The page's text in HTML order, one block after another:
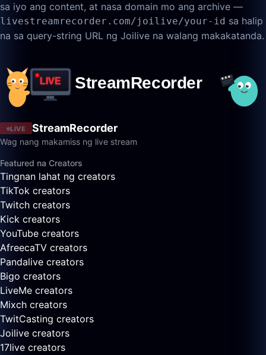
sa iyo ang content, at nasa domain mo ang archive —
livestreamrecorder.com/joilive/your-id sa halip
na sa query-string URL ng Joilive na walang makakatanda.
LIVE StreamRecorder
Wag nang makamiss ng live stream
Featured na Creators
Tingnan lahat ng creators
TikTok creators
Twitch creators
Kick creators
YouTube creators
AfreecaTV creators
Pandalive creators
Bigo creators
LiveMe creators
Mixch creators
TwitCasting creators
Joilive creators
17live creators